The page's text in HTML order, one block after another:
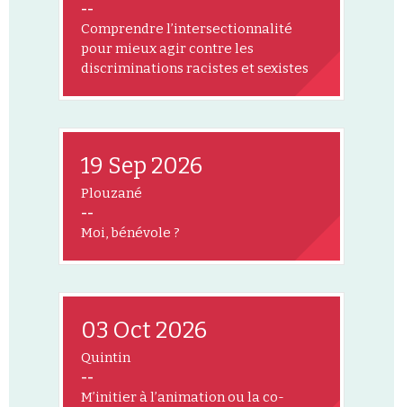
--
Comprendre l’intersectionnalité
pour mieux agir contre les
discriminations racistes et sexistes
19 Sep 2026
Plouzané
--
Moi, bénévole ?
03 Oct 2026
Quintin
--
M’initier à l’animation ou la co-